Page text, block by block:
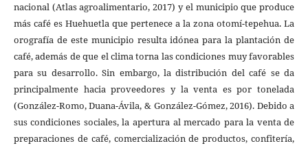
nacional (Atlas agroalimentario, 2017) y el municipio que produce
más café es Huehuetla que pertenece a la zona otomí-tepehua. La
orografía de este municipio resulta idónea para la plantación de
café, además de que el clima torna las condiciones muy favorables
para su desarrollo. Sin embargo, la distribución del café se da
principalmente hacia proveedores y la venta es por tonelada
(González-Romo, Duana-Ávila, & González-Gómez, 2016). Debido a
sus condiciones sociales, la apertura al mercado para la venta de
preparaciones de café, comercialización de productos, confitería,